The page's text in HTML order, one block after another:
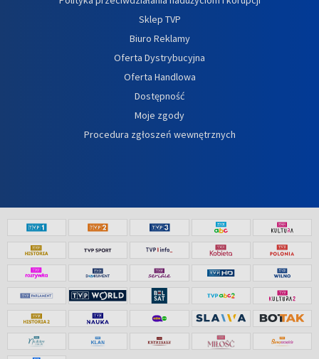
Sklep TVP
Biuro Reklamy
Oferta Dystrybucyjna
Oferta Handlowa
Dostępność
Moje zgody
Procedura zgłoszeń wewnętrznych